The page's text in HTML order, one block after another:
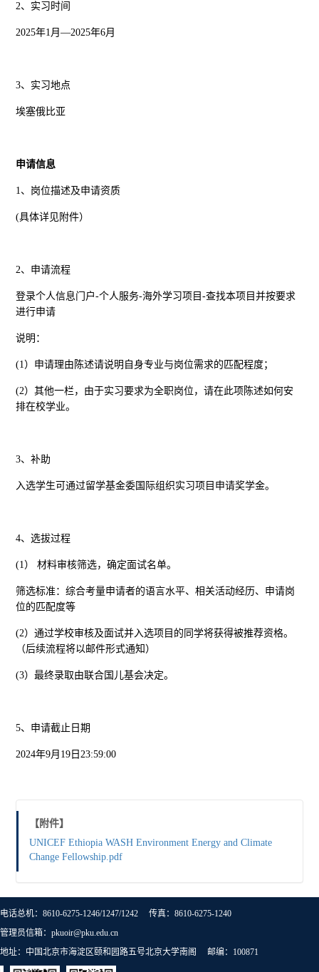
2、实习时间
2025年1月—2025年6月
3、实习地点
埃塞俄比亚
申请信息
1、岗位描述及申请资质
(具体详见附件）
2、申请流程
登录个人信息门户-个人服务-海外学习项目-查找本项目并按要求
进行申请
说明：
(1）申请理由陈述请说明自身专业与岗位需求的匹配程度；
(2）其他一栏，由于实习要求为全职岗位，请在此项陈述如何安
排在校学业。
3、补助
入选学生可通过留学基金委国际组织实习项目申请奖学金。
4、选拔过程
(1） 材料审核筛选，确定面试名单。
筛选标准：综合考量申请者的语言水平、相关活动经历、申请岗
位的匹配度等
(2）通过学校审核及面试并入选项目的同学将获得被推荐资格。
（后续流程将以邮件形式通知）
(3）最终录取由联合国儿基会决定。
5、申请截止日期
2024年9月19日23:59:00
【附件】
UNICEF Ethiopia WASH Environment Energy and Climate
Change Fellowship.pdf
电话总机：8610-6275-1246/1247/1242 传真：8610-6275-1240
管理员信箱：pkuoir@pku.edu.cn
地址：中国北京市海淀区颐和园路五号北京大学南阁 邮编：100871